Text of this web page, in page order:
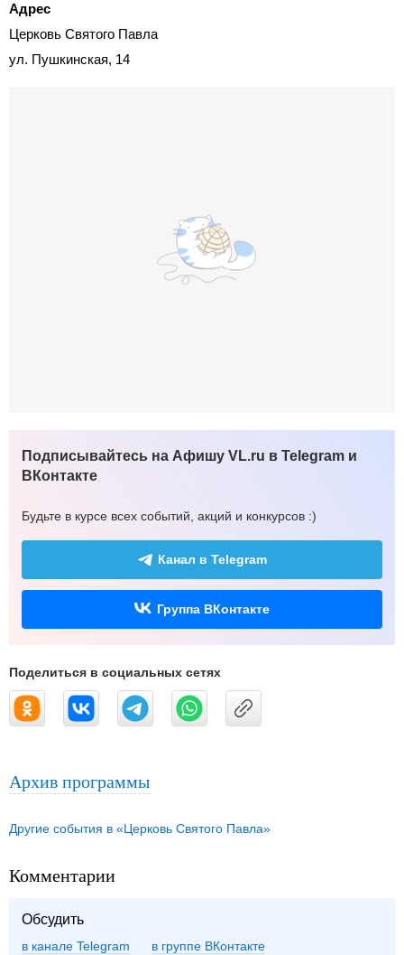
Адрес
Церковь Святого Павла
ул. Пушкинская, 14
Подписывайтесь на Афишу VL.ru в Telegram и
ВКонтакте
Будьте в курсе всех событий, акций и конкурсов :)
Канал в Telegram
Группа ВКонтакте
Поделиться в социальных сетях
Архив программы
Другие события в «Церковь Святого Павла»
Комментарии
Обсудить
в канале Telegram группе ВКонтакте